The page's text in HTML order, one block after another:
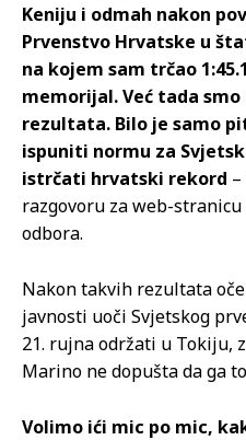
Keniju i odmah nakon
Prvenstvo Hrvatske u
na kojem sam trčao
memorijal. Već tada
rezultata. Bilo je samo
ispuniti normu za
istrčati hrvatski rekord
razgovoru za web-
odbora.
Nakon takvih rezultata
javnosti uoči Svjetskog
21. rujna održati u Tokiju,
Marino ne dopušta da ga
Volimo ići mic po mic,